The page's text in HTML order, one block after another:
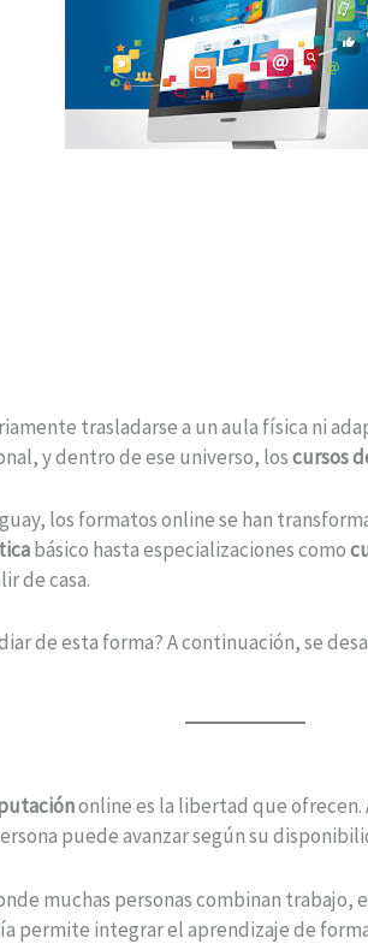
trasladarse a un aula física ni
y dentro de ese universo, loscursos
los formatos online se han
básico hasta especializaciones como
de casa.
de esta forma? A continuación, se
online es la libertad que
puede avanzar según su
muchas personas combinan trabajo,
permite integrar el aprendizaje de